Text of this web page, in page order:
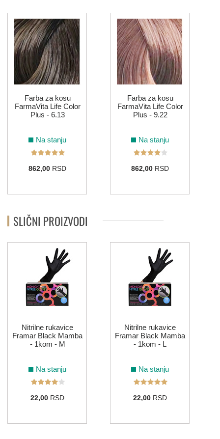
Farba za kosu
FarmaVita Life Color
Plus - 6.13
Na stanju
862,00RSD
Farba za kosu
FarmaVita Life Color
Plus - 9.22
Na stanju
862,00RSD
SLIČNI PROIZVODI
Nitrilne rukavice
Framar Black Mamba
- 1kom - M
Na stanju
22,00RSD
Nitrilne rukavice
Framar Black Mamba
- 1kom - L
Na stanju
22,00RSD